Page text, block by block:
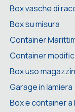
Box vasche di
Box su misura
Container
Container
Box uso
Garage in lamiera
Box e container a